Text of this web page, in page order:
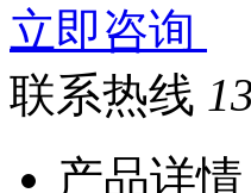
立即咨询
联系热线
产品详情